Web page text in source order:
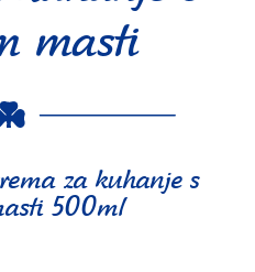
masti
za kuhanje s
500ml